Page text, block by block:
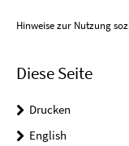
Hinweise zur Nutzung
Diese Seite
Drucken
English